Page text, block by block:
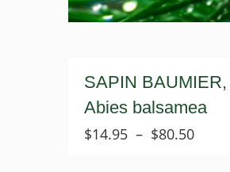
SAPIN BAUMIER,
Abies balsamea
$14.95 – $80.50Plage